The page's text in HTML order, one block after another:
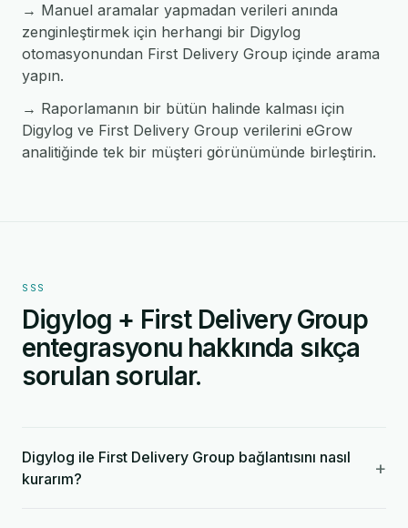
→ Manuel aramalar yapmadan verileri anında
zenginleştirmek için herhangi bir Digylog
otomasyonundan First Delivery Group içinde arama
yapın.
→ Raporlamanın bir bütün halinde kalması için
Digylog ve First Delivery Group verilerini eGrow
analitiğinde tek bir müşteri görünümünde birleştirin.
SSS
Digylog + First Delivery Group
entegrasyonu hakkında sıkça
sorulan sorular.
Digylog ile First Delivery Group bağlantısını nasıl
kurarım?
+